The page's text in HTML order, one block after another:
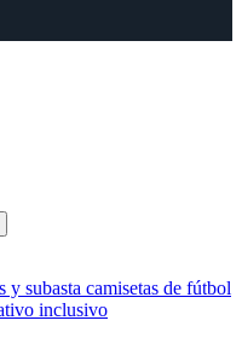
subasta camisetas de fútbol
inclusivo